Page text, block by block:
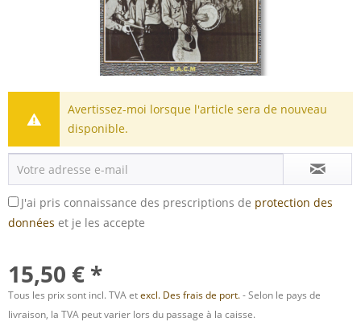
Avertissez-moi lorsque l'article sera de nouveau
disponible.
J'ai pris connaissance des prescriptions de protection des
données et je les accepte
15,50 € *
Tous les prix sont incl. TVA etexcl. Des frais de port.- Selon le pays de
livraison, la TVA peut varier lors du passage à la caisse.